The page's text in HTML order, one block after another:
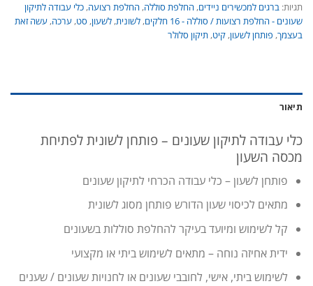
תגיות: ברגים למכשירים ניידים, החלפת סוללה, החלפת רצועה, כלי עבודה לתיקון
שעונים - החלפת רצועות / סוללה - 16 חלקים
, לשונית, לשעון, סט, ערכה, עשה זאת
בעצמך, פותחן לשעון, קיט, תיקון סלולר
תיאור
כלי עבודה לתיקון שעונים – פותחן לשונית לפתיחת
מכסה השעון
פותחן לשעון – כלי עבודה הכרחי לתיקון שעונים
מתאים לכיסוי שעון הדורש פותחן מסוג לשונית
קל לשימוש ומיועד בעיקר להחלפת סוללות בשעונים
ידית אחיזה נוחה – מתאים לשימוש ביתי או מקצועי
לשימוש ביתי, אישי, לחובבי שעונים או לחנויות שעונים / שענים